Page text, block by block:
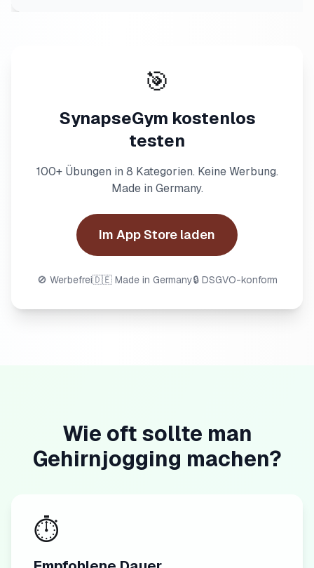
🎯
SynapseGym kostenlos
testen
100+ Übungen in 8 Kategorien. Keine Werbung.
Made in Germany.
Im App Store laden
🚫 Werbefrei🇩🇪 Made in Germany🔒 DSGVO-konform
Wie oft sollte man
Gehirnjogging machen?
⏱️